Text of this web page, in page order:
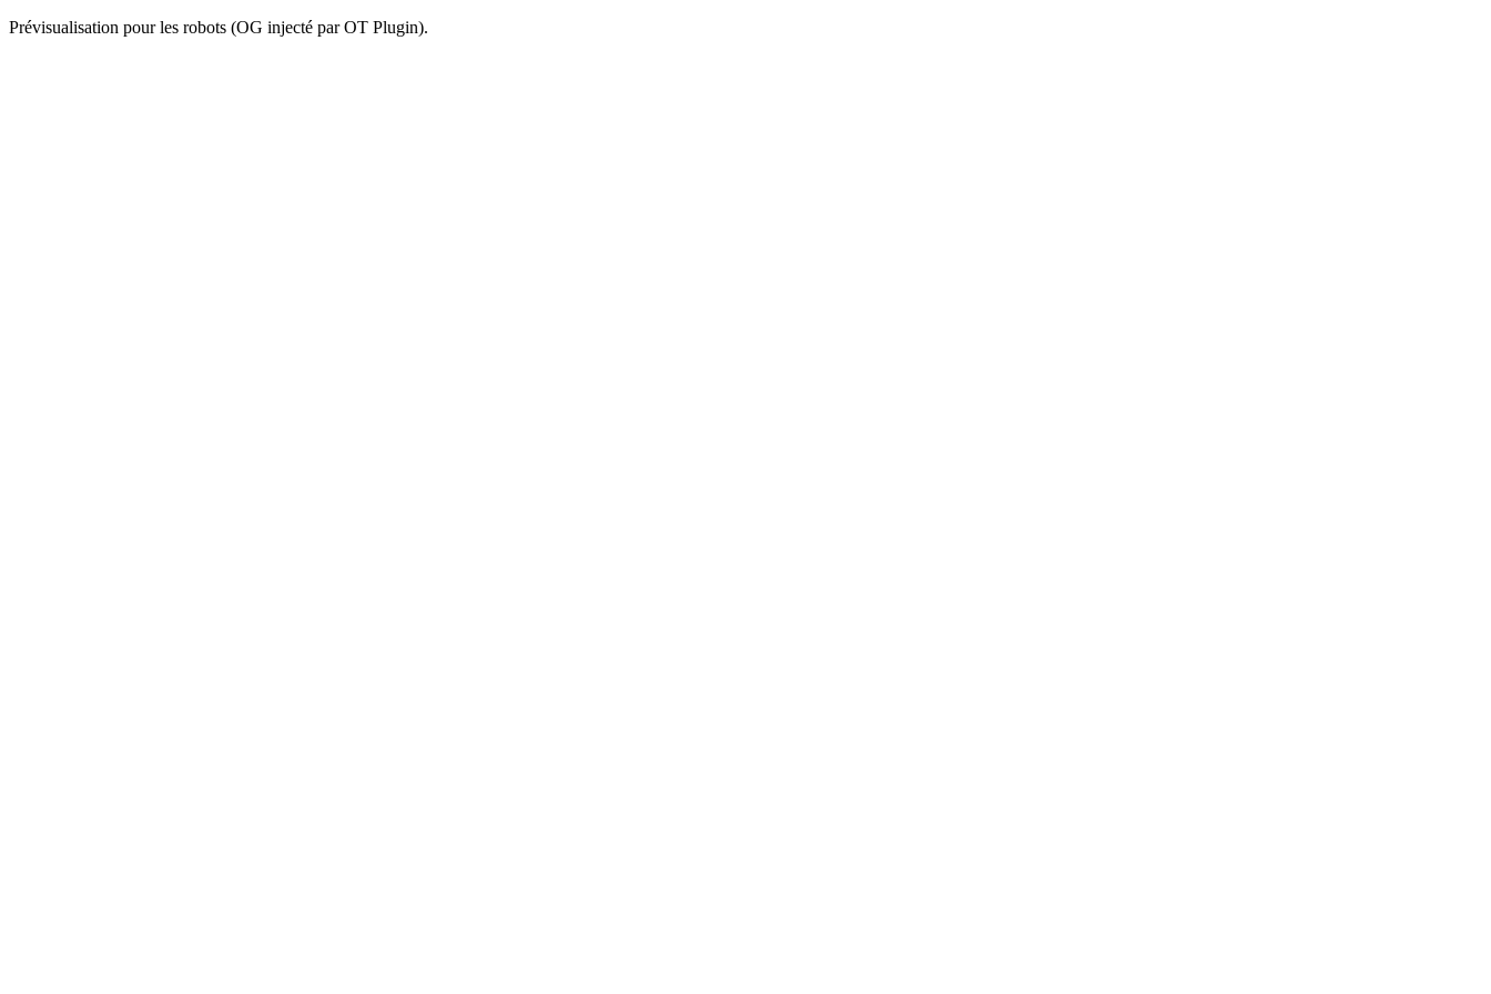
Prévisualisation pour les robots (OG injecté par OT Plugin).